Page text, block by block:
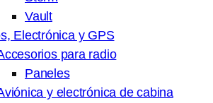
Vault
Electrónica y GPS
para radio
Paneles
y electrónica de cabina